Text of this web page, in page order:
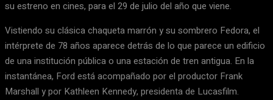
su estreno en cines, para el 29 de julio del año que viene.
Vistiendo su clásica chaqueta marrón y su sombrero Fedora, el
intérprete de 78 años aparece detrás de lo que parece un edificio
de una institución pública o una estación de tren antigua. En la
instantánea, Ford está acompañado por el productor Frank
Marshall y por Kathleen Kennedy, presidenta de Lucasfilm.